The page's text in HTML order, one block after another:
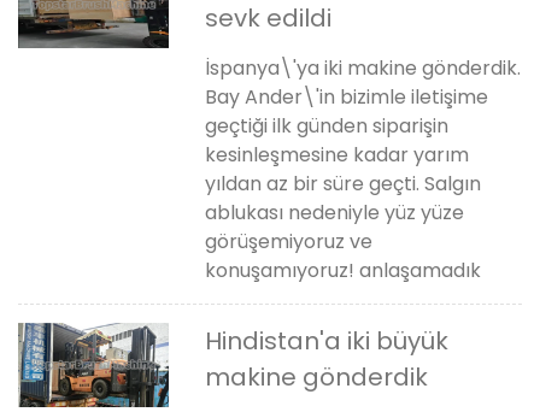
sevk edildi
İspanya\'ya iki makine gönderdik.
Bay Ander\'in bizimle iletişime
geçtiği ilk günden siparişin
kesinleşmesine kadar yarım
yıldan az bir süre geçti. Salgın
ablukası nedeniyle yüz yüze
görüşemiyoruz ve
konuşamıyoruz! anlaşamadık
Hindistan'a iki büyük
makine gönderdik